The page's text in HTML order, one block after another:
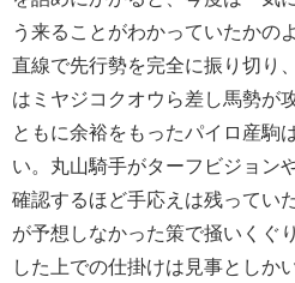
う来ることがわかっていたかの
直線で先行勢を完全に振り切り
はミヤジコクオウら差し馬勢が
ともに余裕をもったパイロ産駒
い。丸山騎手がターフビジョン
確認するほど手応えは残ってい
が予想しなかった策で掻いくぐ
した上での仕掛けは見事としか